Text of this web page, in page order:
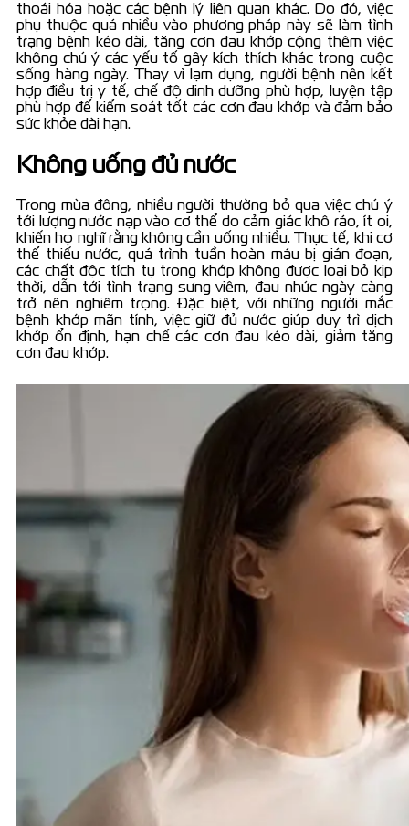
thoái hóa hoặc các bệnh lý liên quan khác. Do đó, việc
phụ thuộc quá nhiều vào phương pháp này sẽ làm tình
trạng bệnh kéo dài, tăng cơn đau khớp cộng thêm việc
không chú ý các yếu tố gây kích thích khác trong cuộc
sống hàng ngày. Thay vì lạm dụng, người bệnh nên kết
hợp điều trị y tế, chế độ dinh dưỡng phù hợp, luyện tập
phù hợp để kiểm soát tốt các cơn đau khớp và đảm bảo
sức khỏe dài hạn.
Không uống đủ nước
Trong mùa đông, nhiều người thường bỏ qua việc chú ý
tới lượng nước nạp vào cơ thể do cảm giác khô ráo, ít oi,
khiến họ nghĩ rằng không cần uống nhiều. Thực tế, khi cơ
thể thiếu nước, quá trình tuần hoàn máu bị gián đoạn,
các chất độc tích tụ trong khớp không được loại bỏ kịp
thời, dẫn tới tình trạng sưng viêm, đau nhức ngày càng
trở nên nghiêm trọng. Đặc biệt, với những người mắc
bệnh khớp mãn tính, việc giữ đủ nước giúp duy trì dịch
khớp ổn định, hạn chế các cơn đau kéo dài, giảm tăng
cơn đau khớp.